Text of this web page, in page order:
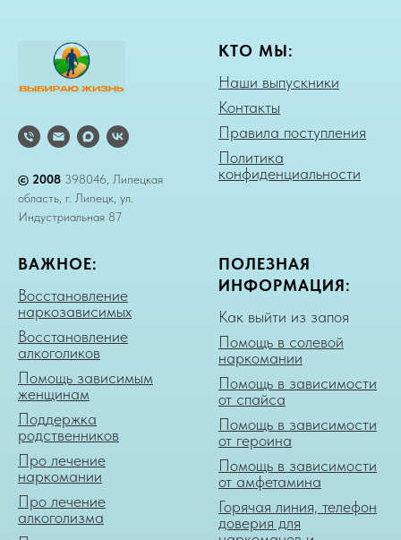
© 2008 398046, Липецкая
область, г. Липецк, ул.
Индустриальная 87
КТО МЫ:
Наши выпускники
Контакты
Правила поступления
Политика
конфиденциальности
ВАЖНОЕ:
Восстановление
наркозависимых
Восстановление
алкоголиков
Помощь зависимым
женщинам
Поддержка
родственников
Про лечение
наркомании
Про лечение
алкоголизма
ПОЛЕЗНАЯ
ИНФОРМАЦИЯ:
Как выйти из запоя
Помощь в солевой
наркомании
Помощь в зависимости
от спайса
Помощь в зависимости
от героина
Помощь в зависимости
от амфетамина
Горячая линия, телефон
доверия для